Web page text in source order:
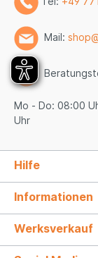
Mail:
Mo - Do: 08:00
Uhr
Hilfe
Informationen
Werksverkauf